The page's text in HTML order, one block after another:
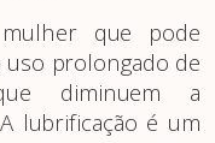
que pode
prolongado de
diminuem a
lubrificação é um